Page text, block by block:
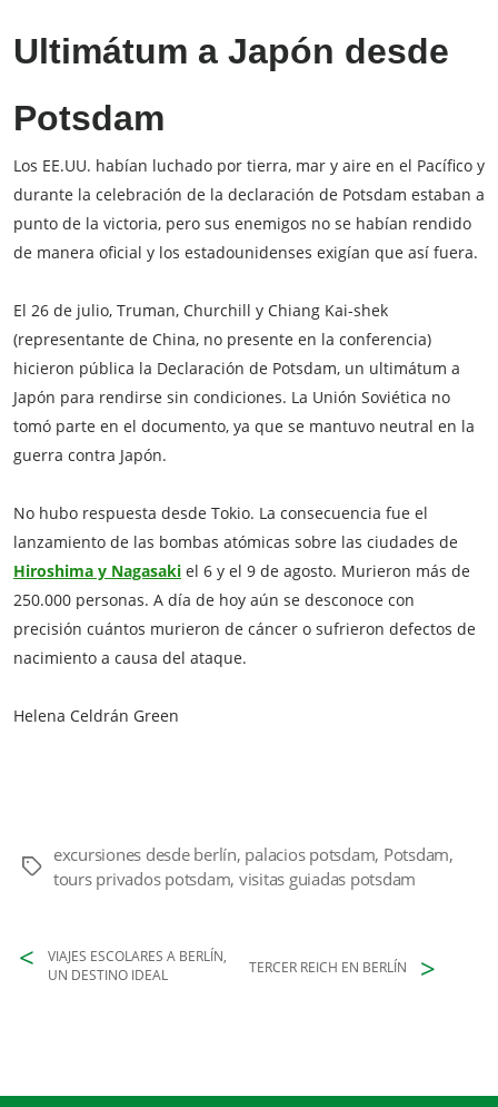
Ultimátum a Japón desde
Potsdam
Los EE.UU. habían luchado por tierra, mar y aire en el Pacífico y
durante la celebración de la declaración de Potsdam estaban a
punto de la victoria, pero sus enemigos no se habían rendido
de manera oficial y los estadounidenses exigían que así fuera.
El 26 de julio, Truman, Churchill y Chiang Kai-shek
(representante de China, no presente en la conferencia)
hicieron pública la Declaración de Potsdam, un ultimátum a
Japón para rendirse sin condiciones. La Unión Soviética no
tomó parte en el documento, ya que se mantuvo neutral en la
guerra contra Japón.
No hubo respuesta desde Tokio. La consecuencia fue el
lanzamiento de las bombas atómicas sobre las ciudades de
Hiroshima y Nagasaki el 6 y el 9 de agosto. Murieron más de
250.000 personas. A día de hoy aún se desconoce con
precisión cuántos murieron de cáncer o sufrieron defectos de
nacimiento a causa del ataque.
Helena Celdrán Green
Etiquetas
excursiones desde berlín, palacios potsdam, Potsdam,
tours privados potsdam, visitas guiadas potsdam
VIAJES ESCOLARES A BERLÍN,
UN DESTINO IDEAL
TERCER REICH EN BERLÍN